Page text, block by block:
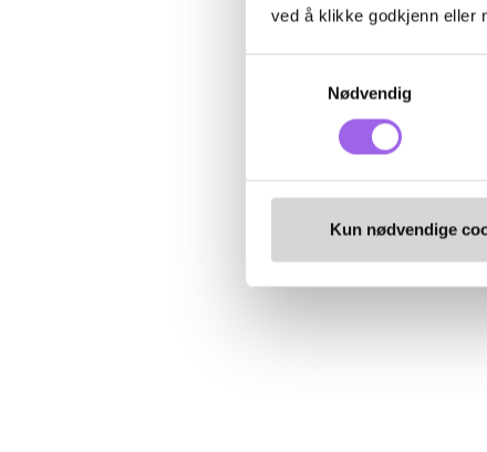
ved å klikke godkjenn eller
Nødvendig
Kun nødvendige